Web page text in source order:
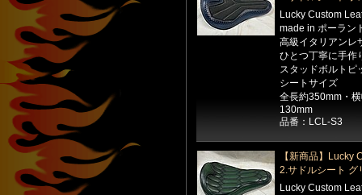
Lucky Custom
made in ポーラン
高級イタリアンレ
ひとつ丁寧に手作
スタッドボルトピ
シートサイズ
全長約350mm・
130mm
品番：LCL-S3
【新商品】Lucky
2.サドルシート グ
Lucky Custom